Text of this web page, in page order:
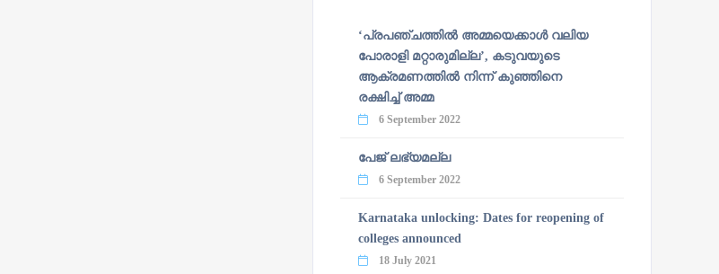
‘പ്രപഞ്ചത്തില്‍ അമ്മയെക്കാള്‍ വലിയ
പോരാളി മറ്റാരുമില്ല’, കടുവയുടെ
ആക്രമണത്തില്‍ നിന്ന് കുഞ്ഞിനെ
രക്ഷിച്ച് അമ്മ
6 September 2022
പേജ് ലഭ്യമല്ല
6 September 2022
Karnataka unlocking: Dates for reopening of
colleges announced
18 July 2021